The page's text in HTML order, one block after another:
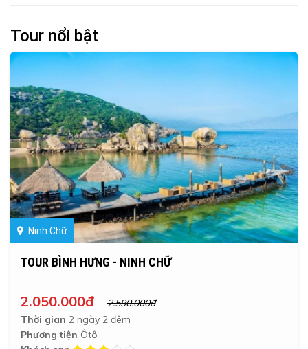
Tour nổi bật
Ninh Chữ
TOUR BÌNH HƯNG - NINH CHỮ
2.050.000đ
2.590.000đ
Thời gian 2 ngày 2 đêm
Phương tiện Ôtô